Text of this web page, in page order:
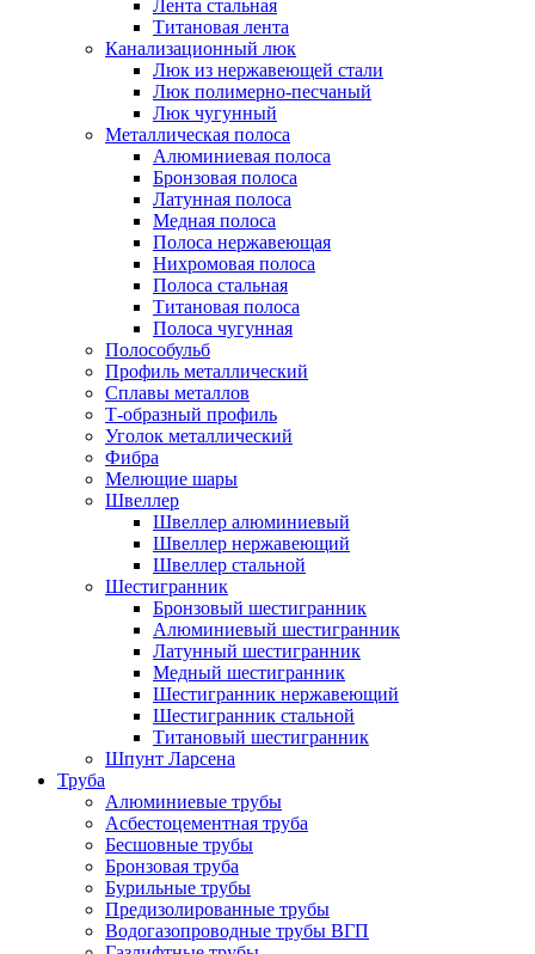
Лента стальная
Титановая лента
Канализационный люк
Люк из нержавеющей стали
Люк полимерно-песчаный
Люк чугунный
Металлическая полоса
Алюминиевая полоса
Бронзовая полоса
Латунная полоса
Медная полоса
Полоса нержавеющая
Нихромовая полоса
Полоса стальная
Титановая полоса
Полоса чугунная
Полособульб
Профиль металлический
Сплавы металлов
Т-образный профиль
Уголок металлический
Фибра
Мелющие шары
Швеллер
Швеллер алюминиевый
Швеллер нержавеющий
Швеллер стальной
Шестигранник
Бронзовый шестигранник
Алюминиевый шестигранник
Латунный шестигранник
Медный шестигранник
Шестигранник нержавеющий
Шестигранник стальной
Титановый шестигранник
Шпунт Ларсена
Труба
Алюминиевые трубы
Асбестоцементная труба
Бесшовные трубы
Бронзовая труба
Бурильные трубы
Предизолированные трубы
Водогазопроводные трубы ВГП